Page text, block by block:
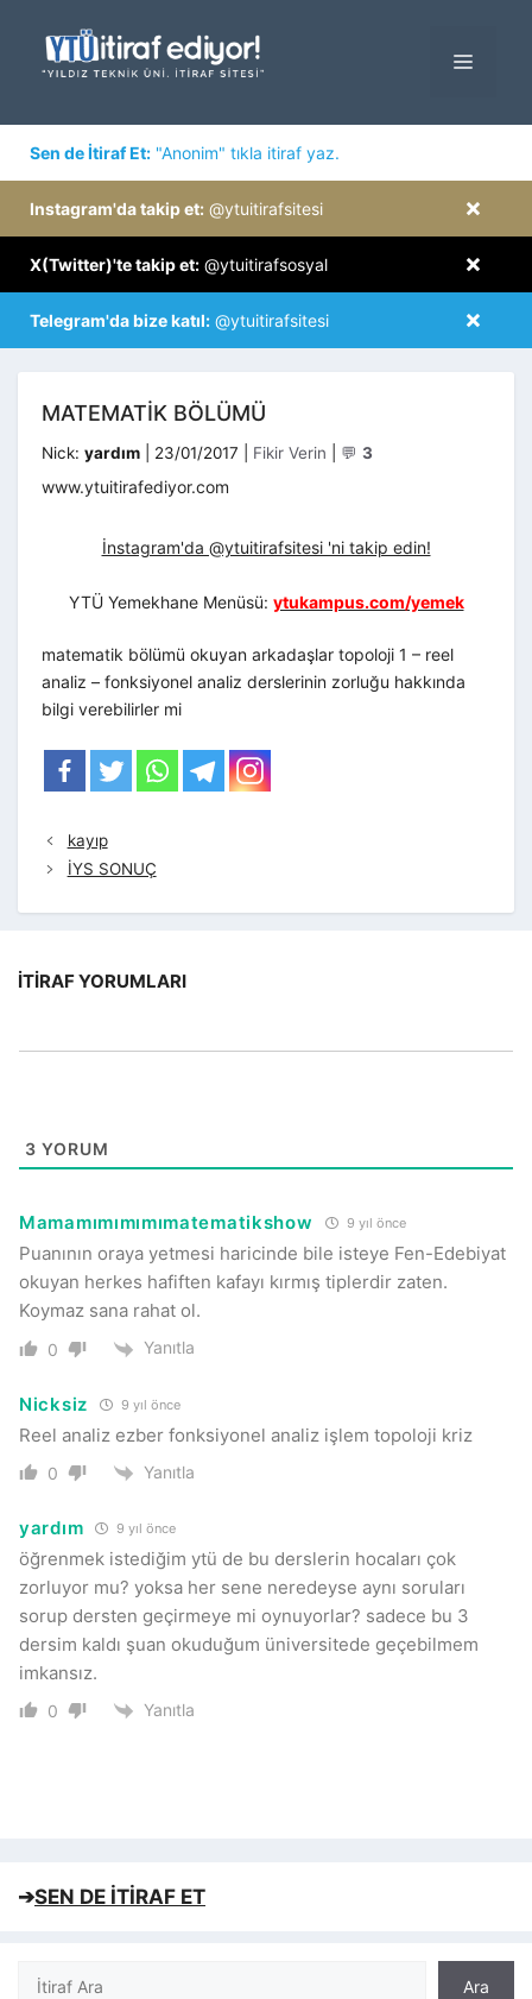
MENÜ
Sen de İtiraf Et: "Anonim" tıkla itiraf yaz.
×
Instagram'da takip et: @ytuitirafsitesi
×
X(Twitter)'te takip et: @ytuitirafsosyal
×
Telegram'da bize katıl: @ytuitirafsitesi
MATEMATİK BÖLÜMÜ
Nick: yardım 23/01/2017 Kategoriler
Fikir Verin 💬 3
www.ytuitirafediyor.com
İnstagram'da @ytuitirafsitesi 'ni takip edin!
YTÜ Yemekhane Menüsü: ytukampus.com/yemek
matematik bölümü okuyan arkadaşlar topoloji 1 – reel
analiz – fonksiyonel analiz derslerinin zorluğu hakkında
bilgi verebilirler mi
kayıp
İYS SONUÇ
İTIRAF YORUMLARI
3 YORUM
Mamamımımımımatematikshow 9 yıl önce
Puanının oraya yetmesi haricinde bile isteye Fen-Edebiyat
okuyan herkes hafiften kafayı kırmış tiplerdir zaten.
Koymaz sana rahat ol.
0 Yanıtla
Nicksiz 9 yıl önce
Reel analiz ezber fonksiyonel analiz işlem topoloji kriz
0 Yanıtla
yardım 9 yıl önce
öğrenmek istediğim ytü de bu derslerin hocaları çok
zorluyor mu? yoksa her sene neredeyse aynı soruları
sorup dersten geçirmeye mi oynuyorlar? sadece bu 3
dersim kaldı şuan okuduğum üniversitede geçebilmem
imkansız.
0 Yanıtla
➔SEN DE İTİRAF ET
Ara
Ara